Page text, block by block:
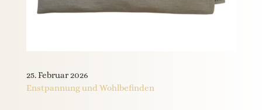
25. Februar 2026
Enstpannung und Wohlbefinden